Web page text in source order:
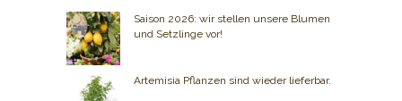
Saison 2026: wir stellen unsere Blumen
und Setzlinge vor!
Artemisia Pflanzen sind wieder lieferbar.